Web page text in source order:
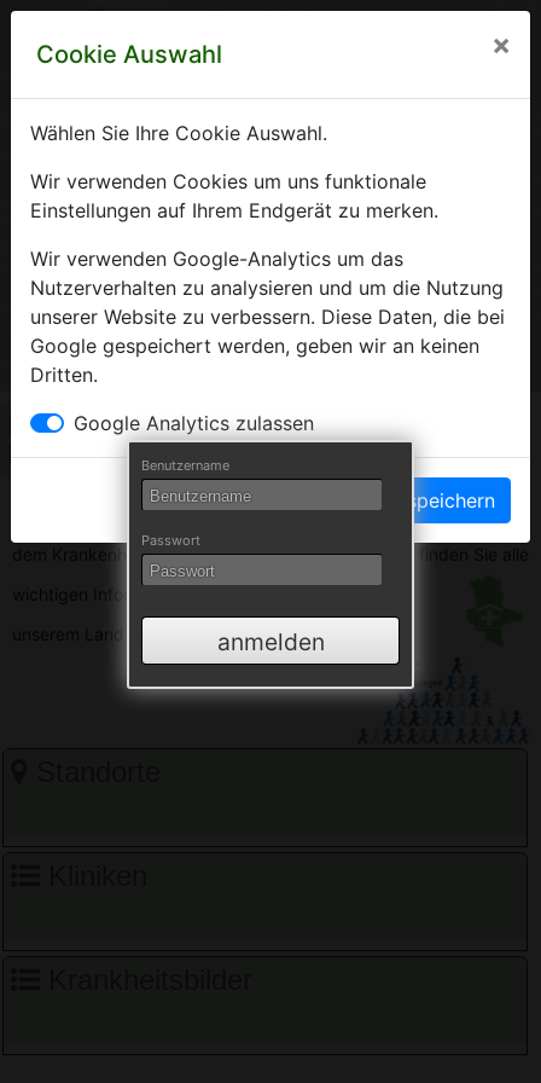
Krankenhausverzeichnis
Sachsen-Anhalt
Ein Service der Krankenhausgesellschaft Sachsen-Anhalt
e.V.
Herzlich Willkommen auf den Seiten der
Krankenhäuser Sachsen-Anhalts
Die Krankenhausgesellschaft Sachsen-Anhalt begrüßt Sie auf
dem Krankenhausverzeichnis Sachsen-Anhalt. Hier finden Sie alle
Benutzername
Passwort
anmelden
Cookie Auswahl ×
Wählen Sie Ihre Cookie Auswahl.
Wir verwenden Cookies um uns funktionale
Einstellungen auf Ihrem Endgerät zu merken.
Wir verwenden Google-Analytics um das
Nutzerverhalten zu analysieren und um die Nutzung
unserer Website zu verbessern. Diese Daten, die bei
Google gespeichert werden, geben wir an keinen
Dritten.
Google Analytics zulassen
Einstellungen speichern